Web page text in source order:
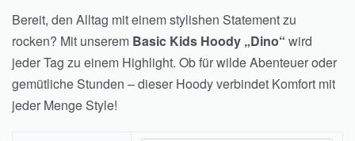
Bereit, den Alltag mit einem stylishen Statement zu
rocken? Mit unserem Basic Kids Hoody „Dino“ wird
jeder Tag zu einem Highlight. Ob für wilde Abenteuer oder
gemütliche Stunden – dieser Hoody verbindet Komfort mit
jeder Menge Style!